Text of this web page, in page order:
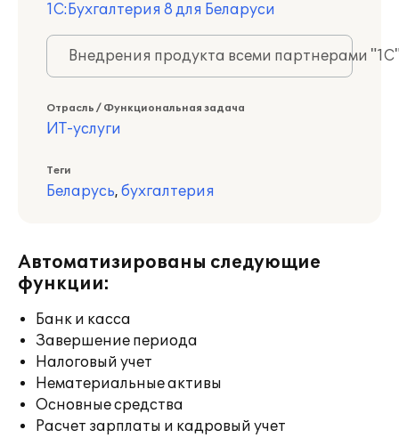
1С:Бухгалтерия 8 для Беларуси
Внедрения продукта всеми партнерами
Отрасль / Функциональная задача
ИТ-услуги
Теги
Беларусь, бухгалтерия
Автоматизированы следующие
функции:
Банк и касса
Завершение периода
Налоговый учет
Нематериальные активы
Основные средства
Расчет зарплаты и кадровый учет